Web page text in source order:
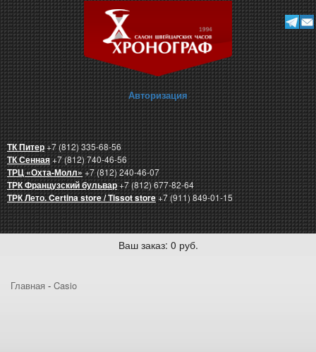
Авторизация
ТК Питер+7 (812) 335-68-56
ТК Сенная+7 (812) 740-46-56
ТРЦ «Охта-Молл»+7 (812) 240-46-07
ТРК Французский бульвар+7 (812) 677-82-64
ТРК Лето. Certina store / Tissot store+7 (911) 849-01-15
Ваш заказ: 0 руб.
Главная - Casio